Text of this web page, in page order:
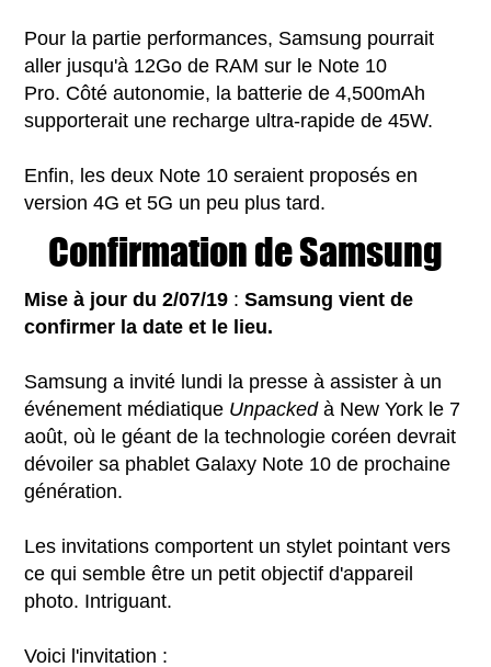
Pour la partie performances, Samsung pourrait
aller jusqu'à 12Go de RAM sur le Note 10
Pro. Côté autonomie, la batterie de 4,500mAh
supporterait une recharge ultra-rapide de 45W.
Enfin, les deux Note 10 seraient proposés en
version 4G et 5G un peu plus tard.
Confirmation de Samsung
Mise à jour du 2/07/19 : Samsung vient de
confirmer la date et le lieu.
Samsung a invité lundi la presse à assister à un
événement médiatique Unpackedà New York le 7
août, où le géant de la technologie coréen devrait
dévoiler sa phablet Galaxy Note 10 de prochaine
génération.
Les invitations comportent un stylet pointant vers
ce qui semble être un petit objectif d'appareil
photo. Intriguant.
Voici l'invitation :